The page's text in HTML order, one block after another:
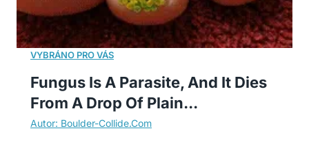
Fungus Is A Parasite, And It Dies
From A Drop Of Plain...